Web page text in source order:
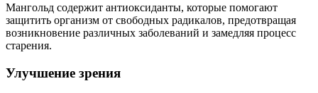
Мангольд содержит антиоксиданты, которые помогают
защитить организм от свободных радикалов, предотвращая
возникновение различных заболеваний и замедляя процесс
старения.
Улучшение зрения